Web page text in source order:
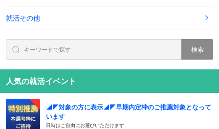
就活その他
検索
人気の就活イベント
◢◤対象の方に表示◢◤早期内定枠のご推薦対象となって
います
日時はご自由にお選びいただけます